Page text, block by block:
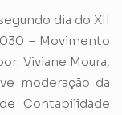
dia do XII
– Movimento
Viviane Moura,
moderação da
Contabilidade